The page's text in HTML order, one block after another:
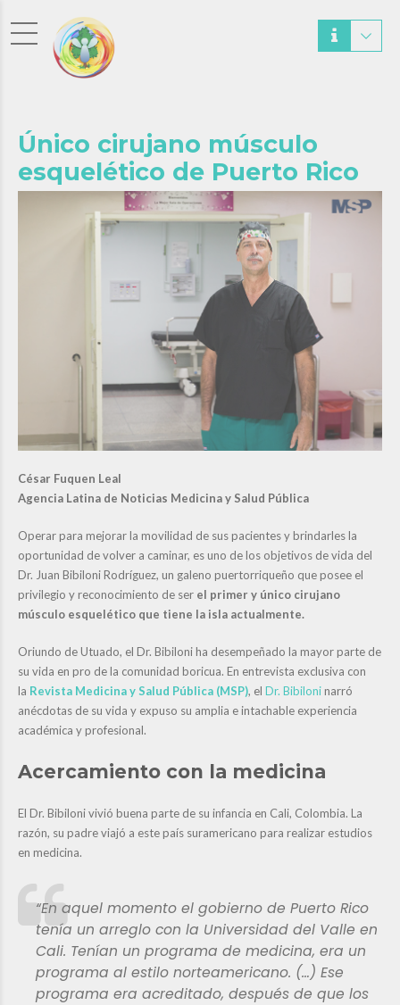
Único cirujano músculo
esquelético de Puerto Rico
César Fuquen Leal
Agencia Latina de Noticias Medicina y Salud Pública
Operar para mejorar la movilidad de sus pacientes y brindarles la
oportunidad de volver a caminar, es uno de los objetivos de vida del
Dr. Juan Bibiloni Rodríguez, un galeno puertorriqueño que posee el
privilegio y reconocimiento de ser el primer y único cirujano
músculo esquelético que tiene la isla actualmente.
Oriundo de Utuado, el Dr. Bibiloni ha desempeñado la mayor parte de
su vida en pro de la comunidad boricua. En entrevista exclusiva con
la Revista Medicina y Salud Pública (MSP), el Dr. Bibiloni narró
anécdotas de su vida y expuso su amplia e intachable experiencia
académica y profesional.
Acercamiento con la medicina
El Dr. Bibiloni vivió buena parte de su infancia en Cali, Colombia. La
razón, su padre viajó a este país suramericano para realizar estudios
en medicina.
“En aquel momento el gobierno de Puerto Rico
tenía un arreglo con la Universidad del Valle en
Cali. Tenían un programa de medicina, era un
programa al estilo norteamericano. (…) Ese
programa era acreditado, después de que los